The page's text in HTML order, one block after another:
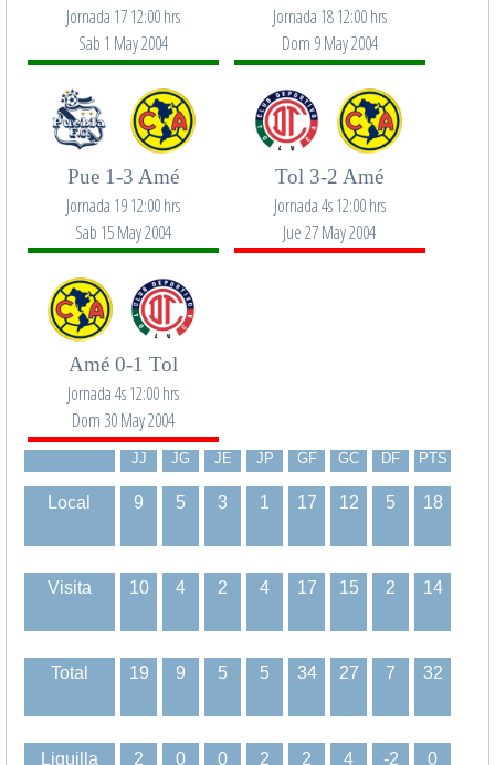
Jornada 17 12:00 hrs
Sab 1 May 2004
Jornada 18 12:00 hrs
Dom 9 May 2004
Pue 1-3 Amé
Jornada 19 12:00 hrs
Sab 15 May 2004
Tol 3-2 Amé
Jornada 4s 12:00 hrs
Jue 27 May 2004
Amé 0-1 Tol
Jornada 4s 12:00 hrs
Dom 30 May 2004
JJ JG JE JP GF GC DF PTS
Local 9 5 3 1 17 12 5 18
Visita 10 4 2 4 17 15 2 14
Total 19 9 5 5 34 27 7 32
Liguilla 2 0 0 2 2 4 -2 0